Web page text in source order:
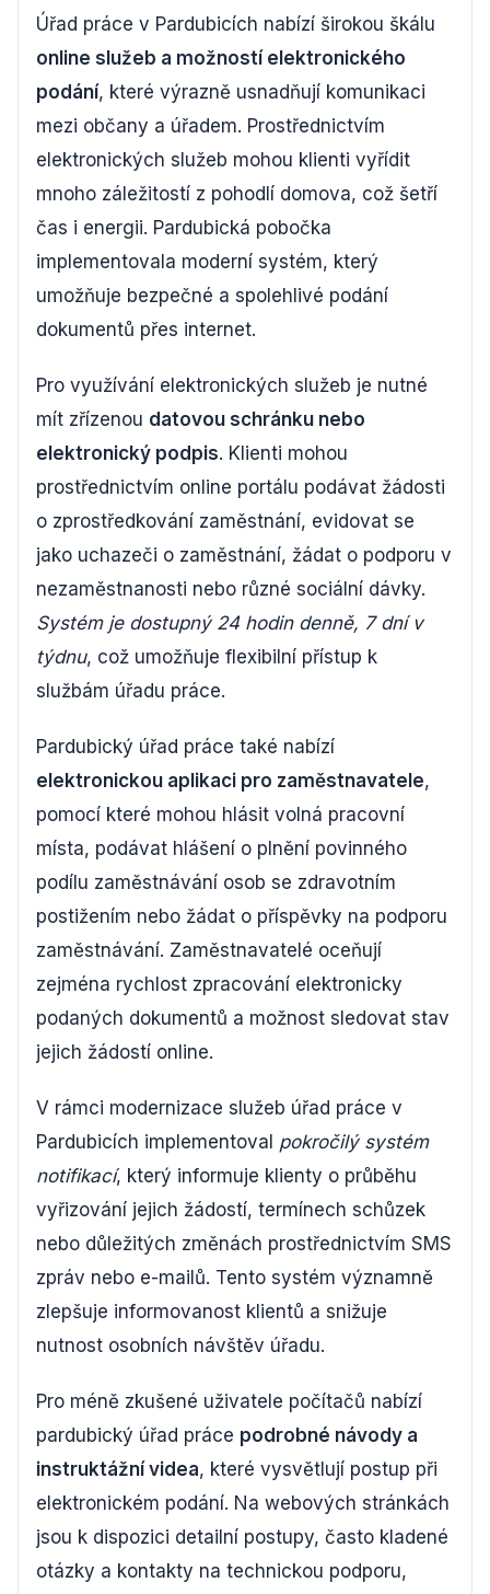
Úřad práce v Pardubicích nabízí širokou škálu
online služeb a možností elektronického
podání, které výrazně usnadňují komunikaci
mezi občany a úřadem. Prostřednictvím
elektronických služeb mohou klienti vyřídit
mnoho záležitostí z pohodlí domova, což šetří
čas i energii. Pardubická pobočka
implementovala moderní systém, který
umožňuje bezpečné a spolehlivé podání
dokumentů přes internet.
Pro využívání elektronických služeb je nutné
mít zřízenou datovou schránku nebo
elektronický podpis. Klienti mohou
prostřednictvím online portálu podávat žádosti
o zprostředkování zaměstnání, evidovat se
jako uchazeči o zaměstnání, žádat o podporu v
nezaměstnanosti nebo různé sociální dávky.
Systém je dostupný 24 hodin denně, 7 dní v
týdnu, což umožňuje flexibilní přístup k
službám úřadu práce.
Pardubický úřad práce také nabízí
elektronickou aplikaci pro zaměstnavatele,
pomocí které mohou hlásit volná pracovní
místa, podávat hlášení o plnění povinného
podílu zaměstnávání osob se zdravotním
postižením nebo žádat o příspěvky na podporu
zaměstnávání. Zaměstnavatelé oceňují
zejména rychlost zpracování elektronicky
podaných dokumentů a možnost sledovat stav
jejich žádostí online.
V rámci modernizace služeb úřad práce v
Pardubicích implementoval pokročilý systém
notifikací, který informuje klienty o průběhu
vyřizování jejich žádostí, termínech schůzek
nebo důležitých změnách prostřednictvím SMS
zpráv nebo e-mailů. Tento systém významně
zlepšuje informovanost klientů a snižuje
nutnost osobních návštěv úřadu.
Pro méně zkušené uživatele počítačů nabízí
pardubický úřad práce podrobné návody a
instruktážní videa, které vysvětlují postup při
elektronickém podání. Na webových stránkách
jsou k dispozici detailní postupy, často kladené
otázky a kontakty na technickou podporu,